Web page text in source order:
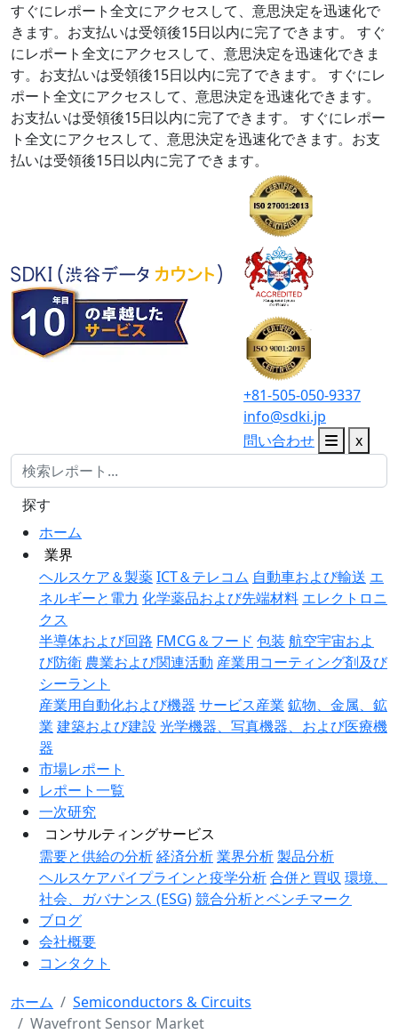
すぐにレポート全文にアクセスして、意思決定を迅速化で
きます。お支払いは受領後15日以内に完了できます。
すぐ
にレポート全文にアクセスして、意思決定を迅速化できま
す。お支払いは受領後15日以内に完了できます。
すぐにレ
ポート全文にアクセスして、意思決定を迅速化できます。
お支払いは受領後15日以内に完了できます。
すぐにレポー
ト全文にアクセスして、意思決定を迅速化できます。お支
払いは受領後15日以内に完了できます。
+81-505-050-9337
info@sdki.jp
問い合わせ
x
ホーム
業界
ヘルスケア＆製薬ICT＆テレコム 自動車および輸送 エ
ネルギーと電力 化学薬品および先端材料 エレクトロニ
クス
半導体および回路 FMCG＆フード 包装 航空宇宙およ
び防衛 農業および関連活動 産業用コーティング剤及び
シーラント
産業用自動化および機器 サービス産業 鉱物、金属、鉱
業 建築および建設 光学機器、写真機器、および医療機
器
市場レポート
レポート一覧
一次研究
コンサルティングサービス
需要と供給の分析経済分析業界分析製品分析
ヘルスケアパイプラインと疫学分析合併と買収 環境、
社会、ガバナンス (ESG)競合分析とベンチマーク
ブログ
会社概要
コンタクト
探す
ホーム
Semiconductors & Circuits
Wavefront Sensor Market